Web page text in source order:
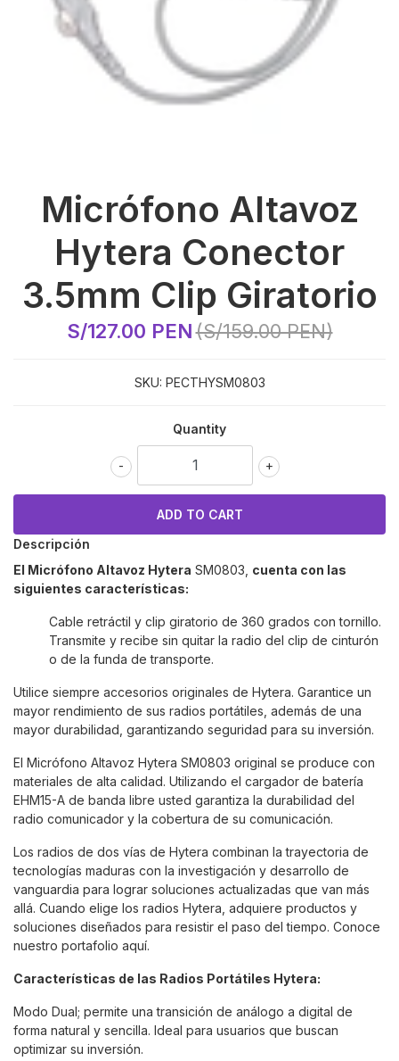
Micrófono Altavoz
Hytera Conector
3.5mm Clip Giratorio
S/127.00 PEN(S/159.00 PEN)
SKU: PECTHYSM0803
Quantity
+
-
Descripción
El Micrófono Altavoz Hytera SM0803 cuenta con las
siguientes características:
Cable retráctil y clip giratorio de 360 grados con tornillo.
Transmite y recibe sin quitar la radio del clip de cinturón
o de la funda de transporte.
Utilice siempre accesorios originales de Hytera. Garantice un
mayor rendimiento de sus radios portátiles, además de una
mayor durabilidad, garantizando seguridad para su inversión.
El Micrófono Altavoz Hytera SM0803 original se produce con
materiales de alta calidad. Utilizando el cargador de batería
EHM15-A de banda libre usted garantiza la durabilidad del
radio comunicador y la cobertura de su comunicación.
Los radios de dos vías de Hytera combinan la trayectoria de
tecnologías maduras con la investigación y desarrollo de
vanguardia para lograr soluciones actualizadas que van más
allá. Cuando elige los radios Hytera, adquiere productos y
soluciones diseñados para resistir el paso del tiempo. Conoce
nuestro portafolio aquí.
Características de las Radios Portátiles Hytera:
Modo Dual; permite una transición de análogo a digital de
forma natural y sencilla. Ideal para usuarios que buscan
optimizar su inversión.